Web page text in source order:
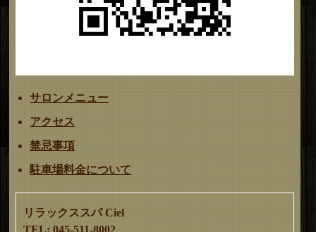
サロンメニュー
アクセス
禁忌事項
駐車場料金について
リラックススパ Ciel